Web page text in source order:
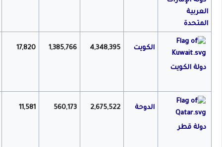
العربية
المتحدة
دولة الكويت
الكويت 4,348,395
1,385,766
17,820
دولة قطر
الدوحة 2,675,522
560,173
11,581